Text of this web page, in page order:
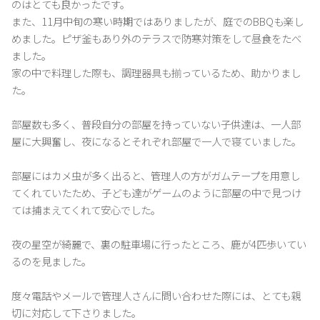
のはとても良かったです。
また、11月中旬の寒い時期ではありましたが、庭でのBBQも楽し
めました。ピザ釜もあり外のテラスで防寒対策をして昼食をたべ
ました。
家の中で料理した際も、調理器具も揃っているため、助かりまし
た。
部屋数も多く、普段自分の部屋を持っていない子供達は、一人部
屋に大興奮し、夜になるとそれぞれ部屋で一人で寝ていました。
部屋にはカメ虫が多く出ると、管理人の方がガムテープを用意し
てくれていたため、子ども達がゲームのように部屋の中で見つけ
ては捕まえてくれて安心でした。
夜の星空が綺麗で、裏の駐車場に行ったところ、鹿が4匹歩いてい
るのを見ました。
度々電話やメールで管理人さんに問い合わせた際には、とても親
切に対応して下さりました。